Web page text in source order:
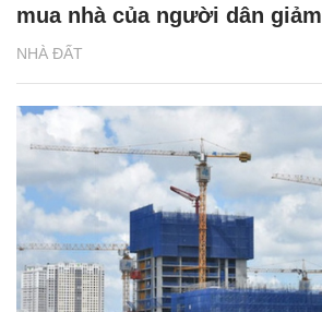
NHÀ ĐẤT
mua nhà của người dân giảm